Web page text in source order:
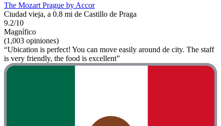
The Mozart Prague by Accor
Ciudad vieja, a 0.8 mi de Castillo de Praga
9.2/10
Magnífico
(1,003 opiniones)
“Ubication is perfect! You can move easily around de city. The staff
is very friendly, the food is excellent”